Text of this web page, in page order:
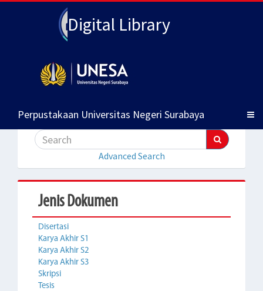
Digital Library
Perpustakaan Universitas Negeri Surabaya
Advanced Search
Jenis Dokumen
Disertasi
Karya Akhir S1
Karya Akhir S2
Karya Akhir S3
Skripsi
Tesis